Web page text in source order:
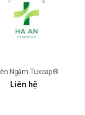
phần dược phẩm
Ngậm Tuxcap®
Liên hệ